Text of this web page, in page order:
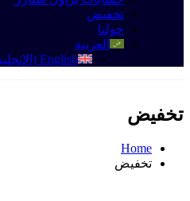
تخفيض
حولنا
العربية
English
(
تخفيض
Home
تخفيض